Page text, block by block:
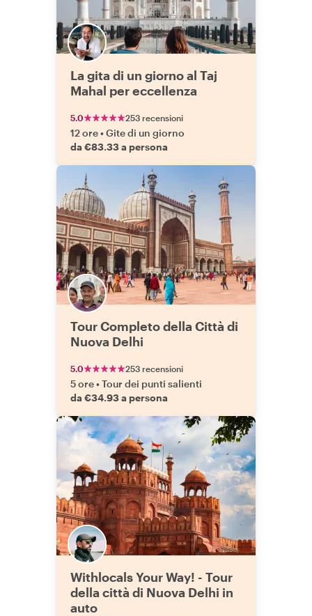
La gita di un giorno al Taj
Mahal per eccellenza
5.0 253 recensioni
12 ore•Gite di un giorno
da €83.33 a persona
Tour Completo della Città di
Nuova Delhi
5.0 253 recensioni
5 ore•Tour dei punti salienti
da €34.93 a persona
Withlocals Your Way! - Tour
della città di Nuova Delhi in
auto